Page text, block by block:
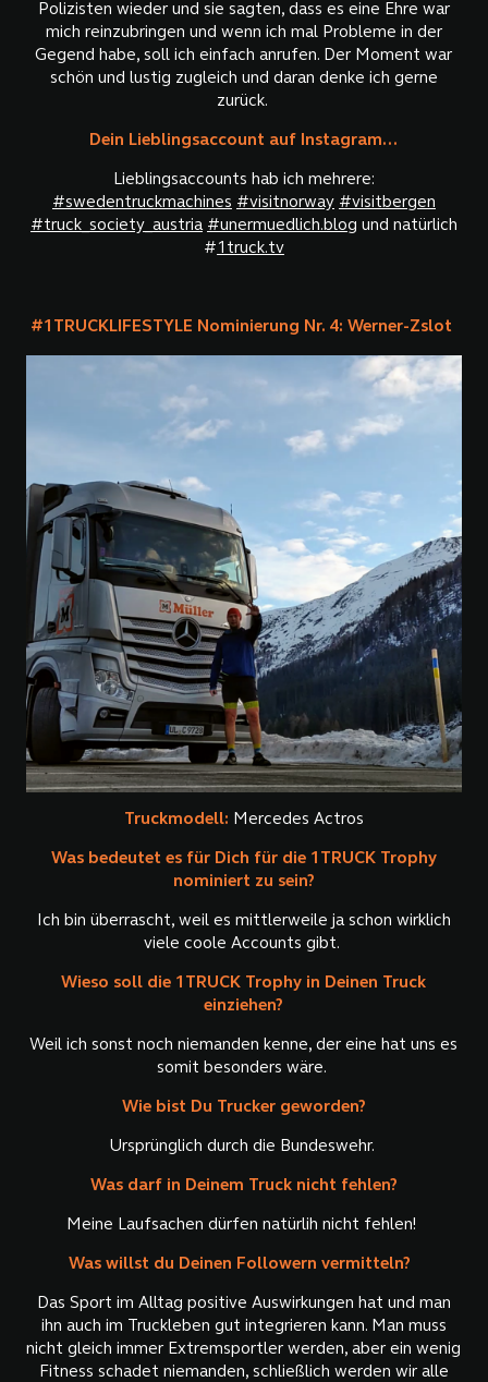
Polizisten wieder und sie sagten, dass es eine Ehre war
mich reinzubringen und wenn ich mal Probleme in der
Gegend habe, soll ich einfach anrufen. Der Moment war
schön und lustig zugleich und daran denke ich gerne
zurück.
Dein Lieblingsaccount auf Instagram...
Lieblingsaccounts hab ich mehrere:
#swedentruckmachines #visitnorway #visitbergen
#truck_society_austria #unermuedlich.blog und natürlich
# 1truck.tv
#1TRUCKLIFESTYLE Nominierung Nr. 4: Werner-Zslot
Truckmodell: Mercedes Actros
Was bedeutet es für Dich für die 1TRUCK Trophy
nominiert zu sein?
Ich bin überrascht, weil es mittlerweile ja schon wirklich
viele coole Accounts gibt.
Wieso soll die 1TRUCK Trophy in Deinen Truck
einziehen?
Weil ich sonst noch niemanden kenne, der eine hat uns es
somit besonders wäre.
Wie bist Du Trucker geworden?
Ursprünglich durch die Bundeswehr.
Was darf in Deinem Truck nicht fehlen?
Meine Laufsachen dürfen natürlih nicht fehlen!
Was willst du Deinen Followern vermitteln?
Das Sport im Alltag positive Auswirkungen hat und man
ihn auch im Truckleben gut integrieren kann. Man muss
nicht gleich immer Extremsportler werden, aber ein wenig
Fitness schadet niemanden, schließlich werden wir alle